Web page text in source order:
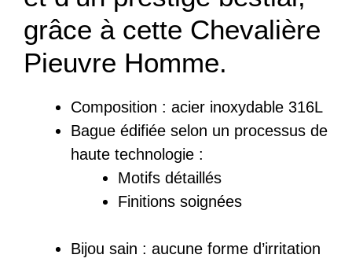
grâce à cette Chevalière
Pieuvre Homme.
Composition : acier inoxydable 316L
Bague édifiée selon un processus de
haute technologie :
Motifs détaillés
Finitions soignées
Bijou sain : aucune forme d’irritation